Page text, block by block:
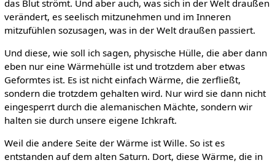
das Blut strömt. Und aber auch, was sich in der Welt draußen
verändert, es seelisch mitzunehmen und im Inneren
mitzufühlen sozusagen, was in der Welt draußen passiert.
Und diese, wie soll ich sagen, physische Hülle, die aber dann
eben nur eine Wärmehülle ist und trotzdem aber etwas
Geformtes ist. Es ist nicht einfach Wärme, die zerfließt,
sondern die trotzdem gehalten wird. Nur wird sie dann nicht
eingesperrt durch die alemanischen Mächte, sondern wir
halten sie durch unsere eigene Ichkraft.
Weil die andere Seite der Wärme ist Wille. So ist es
entstanden auf dem alten Saturn. Dort, diese Wärme, die in